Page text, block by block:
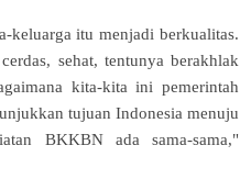
keluarga itu menjadi berkualitas.
sehat, tentunya berakhlak
kita-kita ini pemerintah
tujuan Indonesia menuju
BKKBN ada sama-sama,"